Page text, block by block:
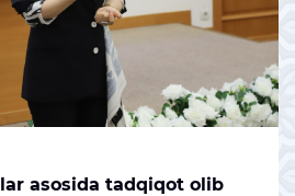
asosida tadqiqot olib